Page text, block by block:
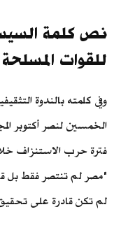
نص كلمة
للقوات المسلحة
وفي كلمته بالندوة
الخمسين لنصر أكتوبر
"مصر لم تنتصر فقط بل
لم تكن قادرة على